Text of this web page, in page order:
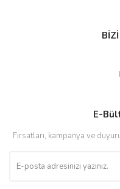
E-
Fırsatları, kampanya ve